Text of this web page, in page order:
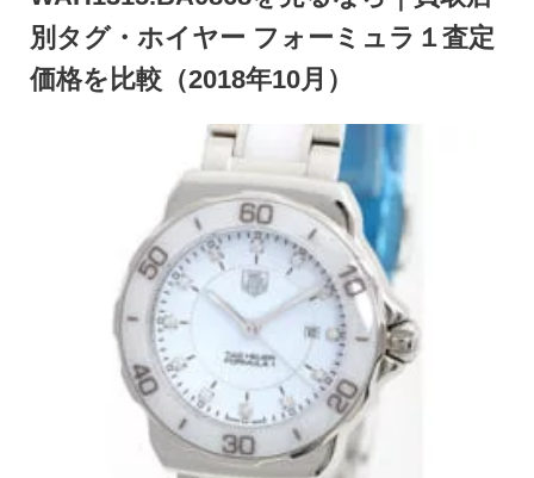
別タグ・ホイヤー フォーミュラ１査定
価格を比較（2018年10月）